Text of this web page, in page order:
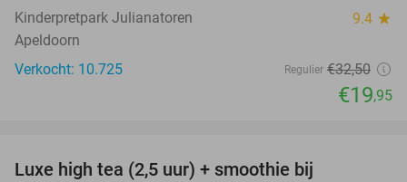
Kinderpretpark Julianatoren 9.4 star
Apeldoorn
Verkocht: 10.725
Regulier €32,50
€19,95
Luxe high tea (2,5 uur) + smoothie bij